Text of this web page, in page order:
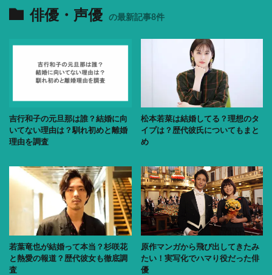
俳優・声優 の最新記事8件
吉行和子の元旦那は誰？結婚に向
いてない理由は？馴れ初めと離婚
理由を調査
松本若菜は結婚してる？理想のタ
イプは？歴代彼氏についてもまと
め
若葉竜也が結婚って本当？杉咲花
と熱愛の報道？歴代彼女も徹底調
査
原作マンガから飛び出してきたみ
たい！実写化でハマり役だった俳
優